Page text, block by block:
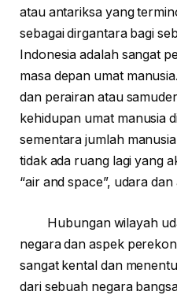
atau antariksa yang
sebagai dirgantara bagi
Indonesia adalah sangat
masa depan umat
dan perairan atau
kehidupan umat manusia
sementara jumlah
tidak ada ruang lagi yang
“air and space”, udara
Hubungan wilayah
negara dan aspek
sangat kental dan
dari sebuah negara